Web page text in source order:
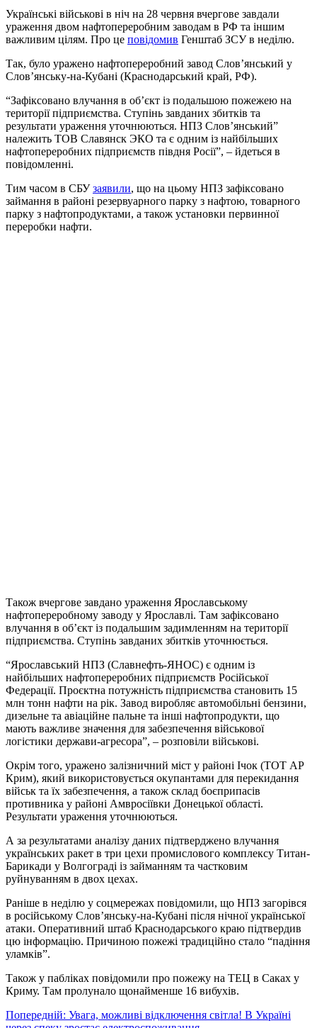
Українські військові в ніч на 28 червня вчергове завдали
ураження двом нафтопереробним заводам в РФ та іншим
важливим цілям. Про це повідомив Генштаб ЗСУ в неділю.
Так, було уражено нафтопереробний завод Слов’янський у
Слов’янську-на-Кубані (Краснодарський край, РФ).
“Зафіксовано влучання в об’єкт із подальшою пожежею на
території підприємства. Ступінь завданих збитків та
результати ураження уточнюються. НПЗ Слов’янський”
належить ТОВ Славянск ЭКО та є одним із найбільших
нафтопереробних підприємств півдня Росії”, – йдеться в
повідомленні.
Тим часом в СБУзаявили, що на цьому НПЗ зафіксовано
займання в районі резервуарного парку з нафтою, товарного
парку з нафтопродуктами, а також установки первинної
переробки нафти.
Також вчергове завдано ураження Ярославському
нафтопереробному заводу у Ярославлі. Там зафіксовано
влучання в об’єкт із подальшим задимленням на території
підприємства. Ступінь завданих збитків уточнюється.
“Ярославський НПЗ (Славнефть-ЯНОС) є одним із
найбільших нафтопереробних підприємств Російської
Федерації. Проєктна потужність підприємства становить 15
млн тонн нафти на рік. Завод виробляє автомобільні бензини,
дизельне та авіаційне пальне та інші нафтопродукти, що
мають важливе значення для забезпечення військової
логістики держави-агресора”, – розповіли військові.
Окрім того, уражено залізничний міст у районі Ічок (ТОТ АР
Крим), який використовується окупантами для перекидання
військ та їх забезпечення, а також склад боєприпасів
противника у районі Амвросіївки Донецької області.
Результати ураження уточнюються.
А за результатами аналізу даних підтверджено влучання
українських ракет в три цехи промислового комплексу Титан-
Барикади у Волгограді із займанням та частковим
руйнуванням в двох цехах.
Раніше в неділю у соцмережах повідомили, що НПЗ загорівся
в російському Слов’янську-на-Кубані після нічної української
атаки. Оперативний штаб Краснодарського краю підтвердив
цю інформацію. Причиною пожежі традиційно стало “падіння
уламків”.
Також у пабліках повідомили про пожежу на ТЕЦ в Саках у
Криму. Там пролунало щонайменше 16 вибухів.
Навігація
Попередній: Увага, можливі відключення світла! В Україні